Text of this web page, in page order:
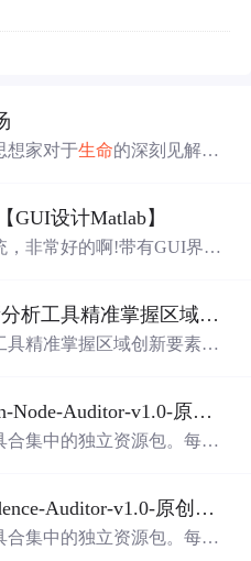
想家对于生命的深刻见解和
GUI设计Matlab】
，非常好的啊!带有GUI界
），非常容易使用。你只
将立即给出准确的识别结
，你一定会喜欢它的！
如何通过区域科技创新分析工具精准掌握区域创新要素分布与产业链融合现状？.docx
精准掌握区域创新要素分
Visual-Workflow-Orphan-Node-Auditor-v1.0-原创源码与文档.zip
集中的独立资源包。每个
、MIT License及原创与授
，执行npm test验证算法，
Cypress-Flaky-Test-Evidence-Auditor-v1.0-原创源码与文档.zip
集中的独立资源包。每个